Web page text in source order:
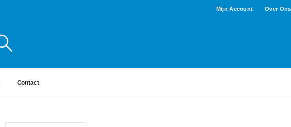
Mijn Account Over Ons
Contact